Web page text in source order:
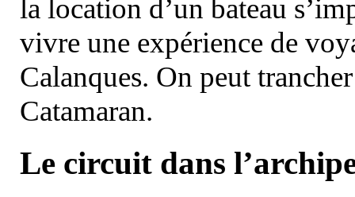
la location d’un bateau
vivre une expérience de
Calanques. On peut
Catamaran.
Le circuit dans